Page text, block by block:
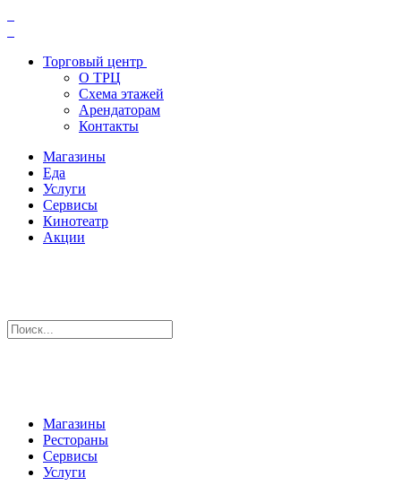
Торговый центр
О ТРЦ
Схема этажей
Арендаторам
Контакты
Магазины
Еда
Услуги
Сервисы
Кинотеатр
Акции
Магазины
Рестораны
Сервисы
Услуги